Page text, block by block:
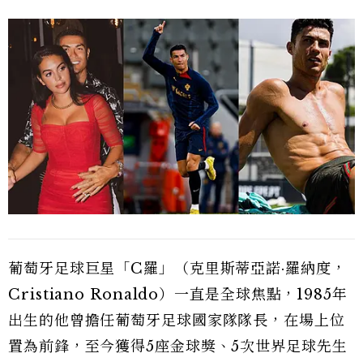
葡萄牙足球巨星「C羅」（克里斯蒂亞諾·羅納度，
Cristiano Ronaldo）一直是全球焦點，1985年
出生的他曾擔任葡萄牙足球國家隊隊長，在場上位
置為前鋒，至今獲得5座金球獎、5次世界足球先生